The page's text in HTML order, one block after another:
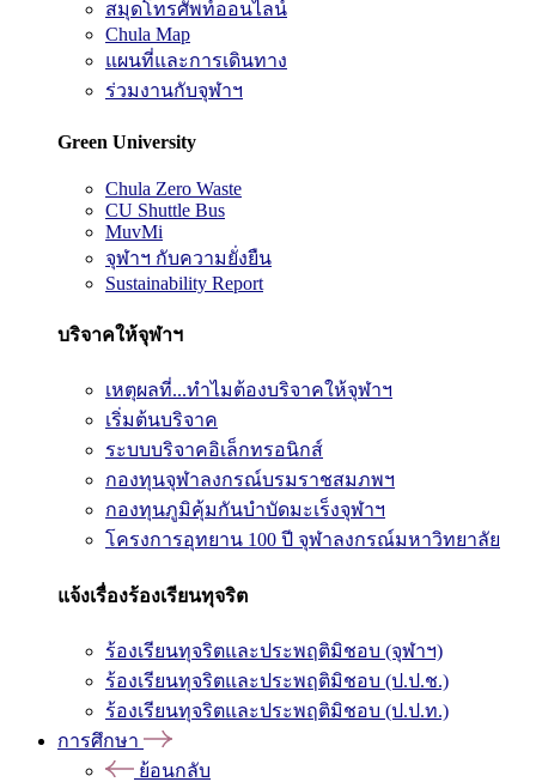
สมุดโทรศัพท์ออนไลน์
Chula Map
แผนที่และการเดินทาง
ร่วมงานกับจุฬาฯ
Green University
Chula Zero Waste
CU Shuttle Bus
MuvMi
จุฬาฯ กับความยั่งยืน
Sustainability Report
บริจาคให้จุฬาฯ
เหตุผลที่...ทำไมต้องบริจาคให้จุฬาฯ
เริ่มต้นบริจาค
ระบบบริจาคอิเล็กทรอนิกส์
กองทุนจุฬาลงกรณ์บรมราชสมภพฯ
กองทุนภูมิคุ้มกันบำบัดมะเร็งจุฬาฯ
โครงการอุทยาน 100 ปี จุฬาลงกรณ์มหาวิทยาลัย
แจ้งเรื่องร้องเรียนทุจริต
ร้องเรียนทุจริตและประพฤติมิชอบ (จุฬาฯ)
ร้องเรียนทุจริตและประพฤติมิชอบ (ป.ป.ช.)
ร้องเรียนทุจริตและประพฤติมิชอบ (ป.ป.ท.)
การศึกษา
ย้อนกลับ